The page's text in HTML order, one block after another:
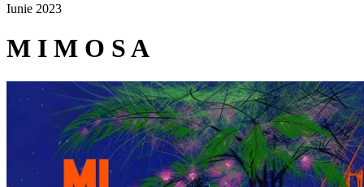
Iunie 2023
M I M O S A
Pagina externă
Amalia Gaiță
Recenzii